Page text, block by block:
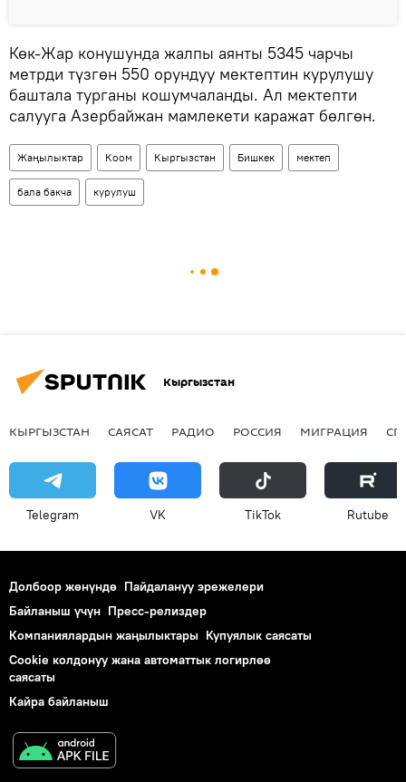
Көк-Жар конушунда жалпы аянты 5345 чарчы
метрди түзгөн 550 орундуу мектептин курулушу
баштала турганы кошумчаланды. Ал мектепти
салууга Азербайжан мамлекети каражат бөлгөн.
Жаңылыктар Коом Кыргызстан Бишкек мектеп
бала бакча курулуш
Кыргызстан
КЫРГЫЗСТАН САЯСАТ РАДИО РОССИЯ МИГРАЦИЯ
Telegram VK ТikТоk Rutube
Долбоор жөнүндө Пайдалануу эрежелери
Байланыш үчүн Пресс-релиздер
Компаниялардын жаңылыктары Купуялык саясаты
Cookie колдонуу жана автоматтык логирлөө
саясаты
Кайра байланыш